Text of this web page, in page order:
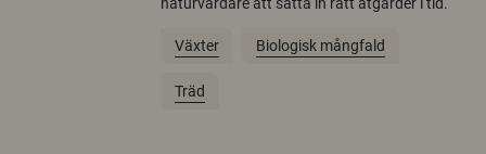
Växter Biologisk mångfald
Träd